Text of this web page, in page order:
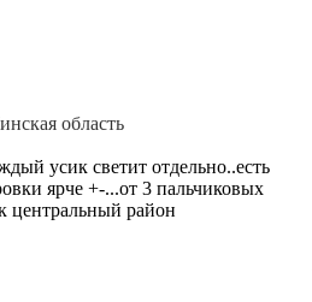
область
усик светит отдельно..есть
ярче +-...от 3 пальчиковых
центральный район